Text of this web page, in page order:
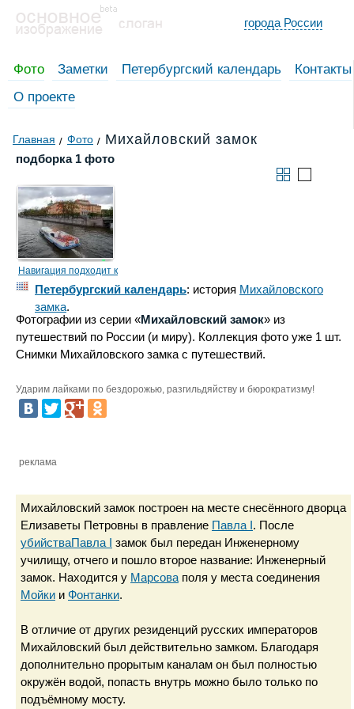
города России
Фото Заметки Петербургский календарь
Контакты
О проекте
Главная Фото Михайловский замок
подборка 1 фото
Навигация подходит к
концуПетербургский календарь: история Михайловского
замка.
Фотографии из серии «Михайловский замок» из
путешествий по России (и миру). Коллекция фото уже 1 шт.
Снимки Михайловского замка с путешествий.
Ударим лайками по бездорожью, разгильдяйству и бюрократизму!
реклама
Михайловский замок построен на месте снесённого дворца
Елизаветы Петровны в правление Павла I. После
убийстваПавла I замок был передан Инженерному
училищу, отчего и пошло второе название: Инженерный
замок. Находится у Марсова поля у места соединения
Мойки и Фонтанки.
В отличие от других резиденций русских императоров
Михайловский был действительно замком. Благодаря
дополнительно прорытым каналам он был полностью
окружён водой, попасть внутрь можно было только по
подъёмному мосту.